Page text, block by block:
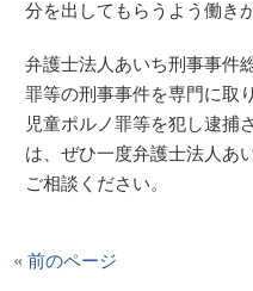
分を出してもらうよう働き
弁護士法人あいち刑事事件
罪等の刑事事件を専門に取
児童ポルノ罪等を犯し逮捕
は、ぜひ一度弁護士法人あ
ご相談ください。
« 前のページ